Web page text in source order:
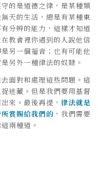
的是道德之律，是某種類
天的生活，總是有某種東
分辨的能力，這樣才知道
教會裡你遇到的人說他信
另一個福音；也有可能他
另外一種律法的奴隸。
面對和處理這些問題。這
迷藏。但是我們要用基督
來。最後再提， 律法就是
賞賜給我們的 ，我們需要
兩種道。